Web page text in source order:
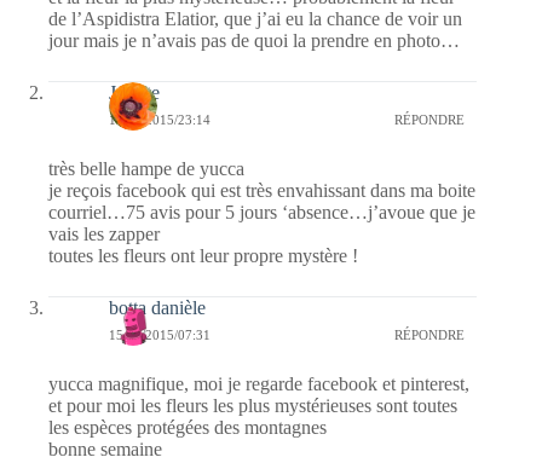
de l’Aspidistra Elatior, que j’ai eu la chance de voir un
jour mais je n’avais pas de quoi la prendre en photo…
Josette
15/06/2015/23:14 RÉPONDRE
très belle hampe de yucca
je reçois facebook qui est très envahissant dans ma boite
courriel…75 avis pour 5 jours ‘absence…j’avoue que je
vais les zapper
toutes les fleurs ont leur propre mystère !
botta danièle
15/06/2015/07:31 RÉPONDRE
yucca magnifique, moi je regarde facebook et pinterest,
et pour moi les fleurs les plus mystérieuses sont toutes
les espèces protégées des montagnes
bonne semaine